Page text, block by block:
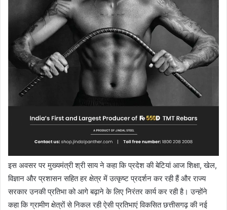
इस अवसर पर मुख्यमंत्री श्री साय ने कहा कि प्रदेश की बेटियां आज शिक्षा, खेल,
विज्ञान और प्रशासन सहित हर क्षेत्र में उत्कृष्ट प्रदर्शन कर रही हैं और राज्य
सरकार उनकी प्रतिभा को आगे बढ़ाने के लिए निरंतर कार्य कर रही है। उन्होंने
कहा कि ग्रामीण क्षेत्रों से निकल रही ऐसी प्रतिभाएं विकसित छत्तीसगढ़ की नई